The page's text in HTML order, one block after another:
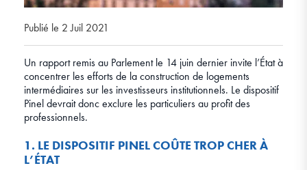
Publié le 2 Juil 2021
Un rapport remis au Parlement le 14 juin dernier invite l’État à
concentrer les efforts de la construction de logements
intermédiaires sur les investisseurs institutionnels. Le dispositif
Pinel devrait donc exclure les particuliers au profit des
professionnels.
1. LE DISPOSITIF PINEL COÛTE TROP CHER À
L’ÉTAT